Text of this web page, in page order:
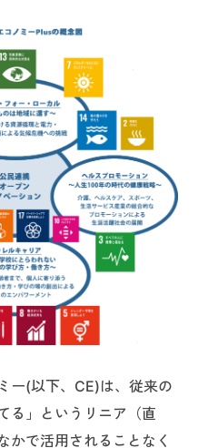
ー(以下、CE)は、従来の
る」というリニア（直
かで活用されることなく